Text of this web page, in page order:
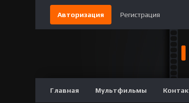
Авторизация Регистрация
Главная Мультфильмы